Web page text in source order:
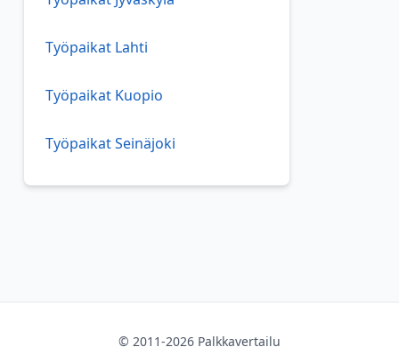
Työpaikat Lahti
Työpaikat Kuopio
Työpaikat Seinäjoki
© 2011-2026 Palkkavertailu